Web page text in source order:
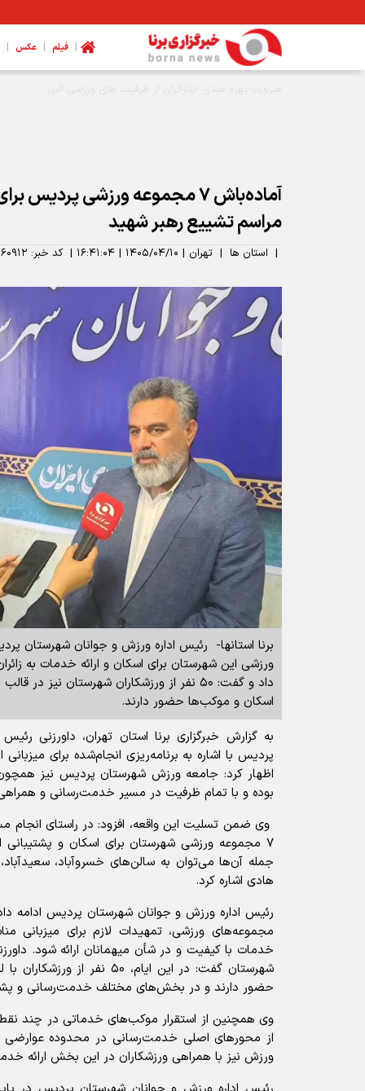
| فیلم | عکس |
آماده‌باش ۷ مجموعه ورزشی
مراسم تشییع رهبر شهید
| استان ها | تهران | ۱۴۰۵/۰۴/۱۰ | ۱۶:۴۱:۰۴ | کد خبر:
ورزشی این شهرستان برای اسکان و ارائه خدمات به
داد و گفت: ۵۰ نفر از ورزشکاران شهرستان
اسکان و موکب‌ها حضور دارند.
به گزارش خبرگزاری برنا استان تهران، داورزنی
پردیس با اشاره به برنامه‌ریزی انجام‌شده برای
اظهار کرد: جامعه ورزش شهرستان پردیس نیز همچون
بوده و با تمام ظرفیت در مسیر خدمت‌رسانی و همراهی
وی ضمن تسلیت این واقعه، افزود: در راستای انجام
۷ مجموعه ورزشی شهرستان برای اسکان و پشتیبانی
جمله آن‌ها می‌توان به سالن‌های خسروآباد،
هادی اشاره کرد.
رئیس اداره ورزش و جوانان شهرستان پردیس ادامه
مجموعه‌های ورزشی، تمهیدات لازم برای میزبانی
خدمات با کیفیت و در شأن میهمانان ارائه شود.
شهرستان گفت: در این ایام، ۵۰
حضور دارند و در بخش‌های مختلف خدمت‌رسانی و
وی همچنین از استقرار موکب‌های خدماتی در چند
از محورهای اصلی خدمت‌رسانی در محدوده
ورزش نیز با همراهی ورزشکاران در این بخش ارائه